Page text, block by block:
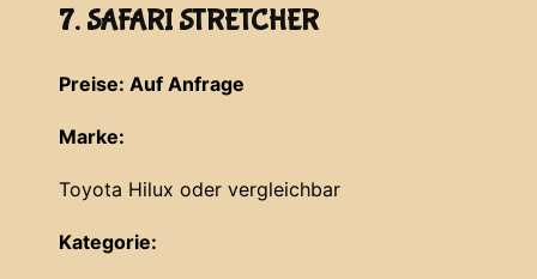
7. SAFARI STRETCHER
Preise: Auf Anfrage
Marke:
Toyota Hilux oder vergleichbar
Kategorie: